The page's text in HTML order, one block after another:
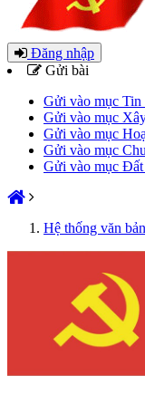
Đăng nhập
Gửi bài
Gửi vào mục Tin
Gửi vào mục
Gửi vào mục
Gửi vào mục
Gửi vào mục
Hệ thống văn bản